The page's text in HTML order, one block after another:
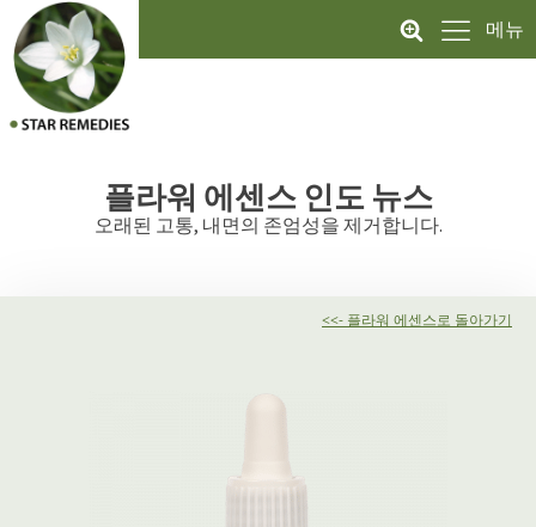
메뉴
플라워 에센스 인도 뉴스
오래된 고통, 내면의 존엄성을 제거합니다.
<<- 플라워 에센스로 돌아가기